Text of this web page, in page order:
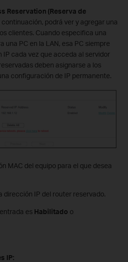
Reservation (Reserva de
continuación, podrá ver y agregar una
clientes. Cuando especifica una
una PC en la LAN, esa PC siempre
IP cada vez que acceda al servidor
deben asignarse a los
configuración de IP permanente.
MAC del equipo para el que desea
dirección IP del router reservado.
es Habilitado o
IP: